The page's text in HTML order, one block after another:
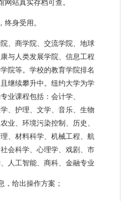
站真实存档可查。
身受用。
、商学院、交流学院、地球
与人类发展学院、信息工程
院等。学校的教育学院排名
继续攀升中。纽约大学为学
业课程包括：会计学、
、护理、文学、音乐、生物
业、环境污染控制、历史、
、材料科学、机械工程、航
会科学、心理学、戏剧、市
人工智能、商科、金融专业
，给出操作方案；